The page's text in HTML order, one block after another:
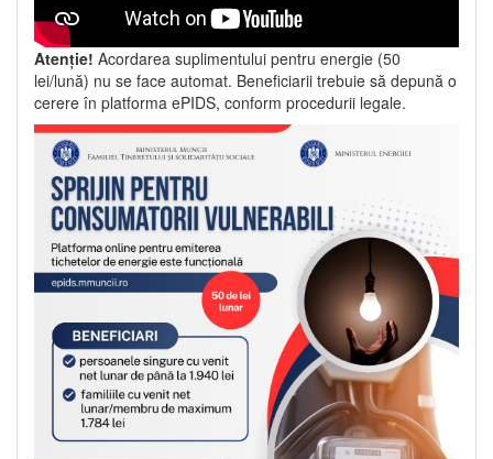
Atenție! Acordarea suplimentului pentru energie (50
lei/lună) nu se face automat. Beneficiarii trebuie să depună o
cerere în platforma ePIDS, conform procedurii legale.